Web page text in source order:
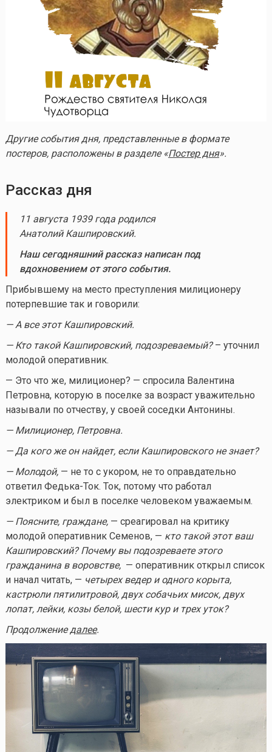
Другие события дня, представленные в формате
постеров, расположены в разделе «Постер дня».
Рассказ дня
11 августа 1939 года родился
Анатолий Кашпировский.
Наш сегодняшний рассказ написан под
вдохновением от этого события.
Прибывшему на место преступления милиционеру
потерпевшие так и говорили:
— А все этот Кашпировский.
— Кто такой Кашпировский, подозреваемый?– уточнил
молодой оперативник.
— Это что же, милиционер? — спросила Валентина
Петровна, которую в поселке за возраст уважительно
называли по отчеству, у своей соседки Антонины.
— Милиционер, Петровна.
— Да кого же он найдет, если Кашпировского не знает?
— Молодой,— не то с укором, не то оправдательно
ответил Федька-Ток. Ток, потому что работал
электриком и был в поселке человеком уважаемым.
— Поясните, граждане,— среагировал на критику
молодой оперативник Семенов, — кто такой этот ваш
Кашпировский? Почему вы подозреваете этого
гражданина в воровстве,— оперативник открыл список
и начал читать, — четырех ведер и одного корыта,
кастрюли пятилитровой, двух собачьих мисок, двух
лопат, лейки, козы белой, шести кур и трех уток?
Продолжениедалее.